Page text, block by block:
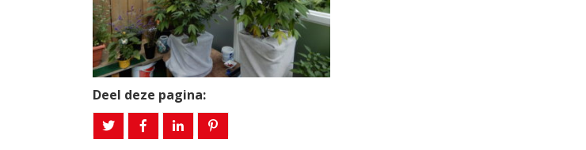
Deel deze pagina: